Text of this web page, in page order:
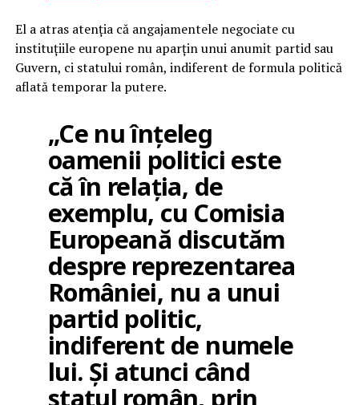
El a atras atenția că angajamentele negociate cu
instituțiile europene nu aparțin unui anumit partid sau
Guvern, ci statului român, indiferent de formula politică
aflată temporar la putere.
„Ce nu înțeleg
oamenii politici este
că în relația, de
exemplu, cu Comisia
Europeană discutăm
despre reprezentarea
României, nu a unui
partid politic,
indiferent de numele
lui. Și atunci când